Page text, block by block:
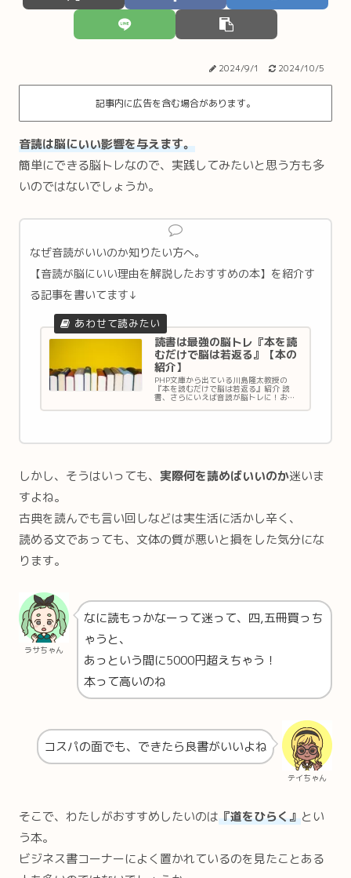
2024/9/1 2024/10/5
記事内に広告を含む場合があります。
音読は脳にいい影響を与えます。
簡単にできる脳トレなので、実践してみたいと思う方も多
いのではないでしょうか。
なぜ音読がいいのか知りたい方へ。
【音読が脳にいい理由を解説したおすすめの本】を紹介す
る記事を書いてます↓
読書は最強の脳トレ『本を読
むだけで脳は若返る』【本の
紹介】
PHP文庫から出ている川島隆太教授の
『本を読むだけで脳は若返る』紹介 読
書、さらにいえば音読が脳トレに！おす
しかし、そうはいっても、 実際何を読めばいいのか迷いま
すよね。
古典を読んでも言い回しなどは実生活に活かし辛く、
読める文であっても、文体の質が悪いと損をした気分にな
ります。
ラサちゃん
なに読もっかなーって迷って、四,五冊買っち
ゃうと、
あっという間に5000円超えちゃう！
本って高いのね
テイちゃん
コスパの面でも、できたら良書がいいよね
そこで、わたしがおすすめしたいのは『道をひらく』とい
う本。
ビジネス書コーナーによく置かれているのを見たことある